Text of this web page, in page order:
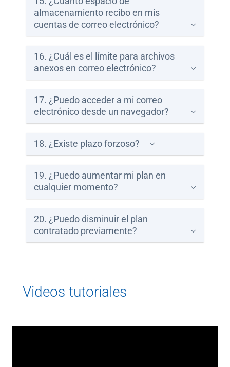
almacenamiento recibo en mis
cuentas de correo electrónico?
16. ¿Cuál es el límite para archivos
anexos en correo electrónico?
17. ¿Puedo acceder a mi correo
electrónico desde un navegador?
18. ¿Existe plazo forzoso?
19. ¿Puedo aumentar mi plan en
cualquier momento?
20. ¿Puedo disminuir el plan
contratado previamente?
Videos tutoriales